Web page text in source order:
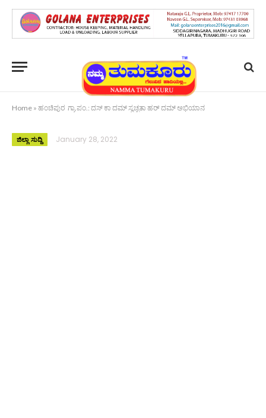
Home » ಹಂಚಿಪುರ ಗ್ರಾ.ಪಂ.: ದಸ್ ಕಾ ದಮ್ ಸ್ವಚ್ಛತಾ ಹರ್ ದಮ್ ಅಭಿಯಾನ
ಜಿಲ್ಲಾ ಸುದ್ದಿ January 28, 2022